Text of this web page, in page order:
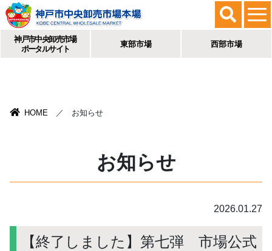
神戸市中央卸売市場
ポータルサイト
東部市場 西部市場
HOME ／ お知らせ
お知らせ
2026.01.27
【終了しました】第七弾 市場公式